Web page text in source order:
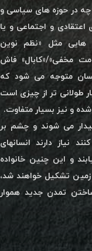
چه در حوزه های سیاسی و
و اجتماعی و یا
مثل «نظم نوین
مخفی»/«کابال» فاش
متوجه می شود که
طولانی تر از چیزی است
و نیز بسیار متفاوت.
می شوند و چشم بر
نیاز دارند انسانهای
و این چنین خانواده
تشکیل خواهند شد،
ساختن تمدن جدید هموار